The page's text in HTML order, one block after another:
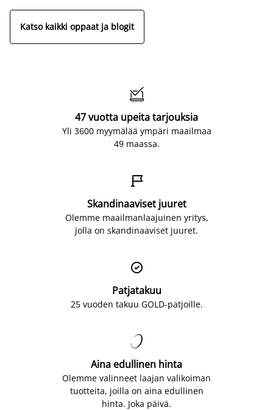
Katso kaikki oppaat ja blogit

47 vuotta upeita tarjouksia
Yli 3600 myymälää ympäri maailmaa
49 maassa.

Skandinaaviset juuret
Olemme maailmanlaajuinen yritys,
jolla on skandinaaviset juuret.

Patjatakuu
25 vuoden takuu GOLD-patjoille.

Aina edullinen hinta
Olemme valinneet laajan valikoiman
tuotteita, joilla on aina edullinen
hinta. Joka päivä.